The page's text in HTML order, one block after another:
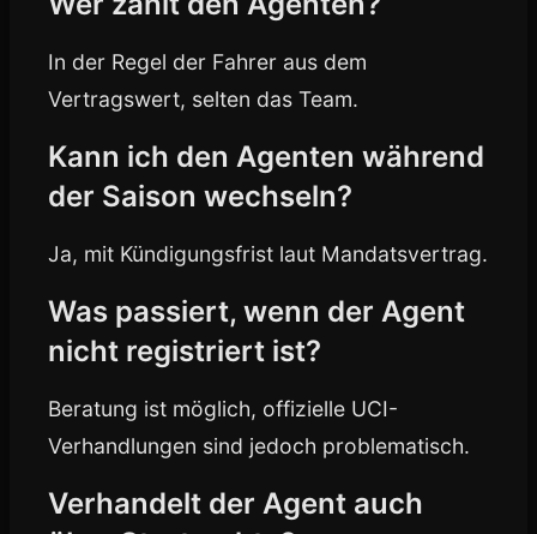
In der Regel der Fahrer aus dem
Vertragswert, selten das Team.
Kann ich den Agenten während
der Saison wechseln?
Ja, mit Kündigungsfrist laut Mandatsvertrag.
Was passiert, wenn der Agent
nicht registriert ist?
Beratung ist möglich, offizielle UCI-
Verhandlungen sind jedoch problematisch.
Verhandelt der Agent auch